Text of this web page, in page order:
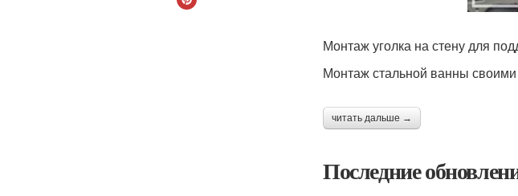
Монтаж уголка на стену для
Монтаж стальной ванны
читать дальше →
Последние